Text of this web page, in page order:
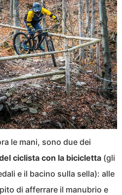
le mani, sono due dei
ciclista con la bicicletta (gli
e il bacino sulla sella): alle
di afferrare il manubrio e